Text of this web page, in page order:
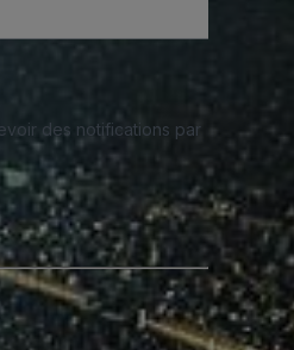
des notifications par